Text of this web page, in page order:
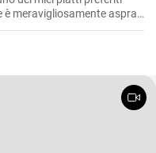
è meravigliosamente aspra
Si tratta di un piatto di
per la sua leggerezza,
più freddi.